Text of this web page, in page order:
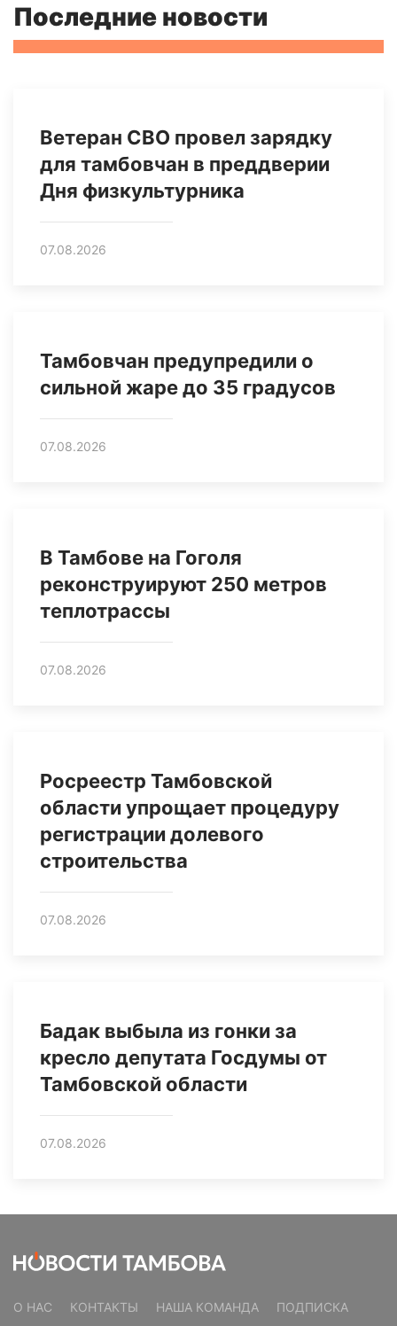
Последние новости
Ветеран СВО провел зарядку
для тамбовчан в преддверии
Дня физкультурника
07.08.2026
Тамбовчан предупредили о
сильной жаре до 35 градусов
07.08.2026
В Тамбове на Гоголя
реконструируют 250 метров
теплотрассы
07.08.2026
Росреестр Тамбовской
области упрощает процедуру
регистрации долевого
строительства
07.08.2026
Бадак выбыла из гонки за
кресло депутата Госдумы от
Тамбовской области
07.08.2026
О НАС КОНТАКТЫ НАША КОМАНДА ПОДПИСКА